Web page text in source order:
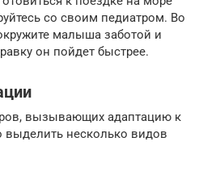
со своим педиатром. Во
малыша заботой и
он пойдет быстрее.
вызывающих адаптацию к
несколько видов